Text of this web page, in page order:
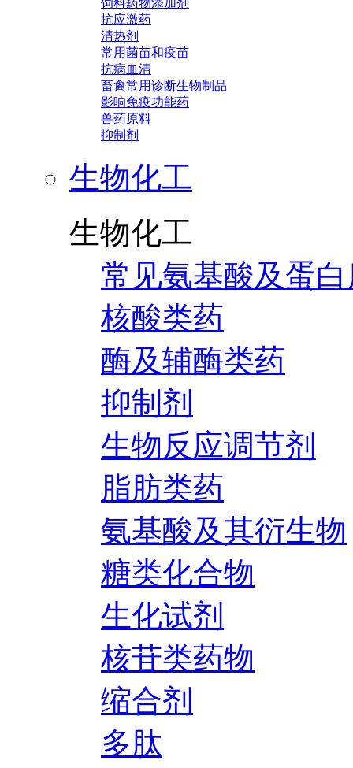
饲料药物添加剂
抗应激药
清热剂
常用菌苗和疫苗
抗病血清
畜禽常用诊断生物制品
影响免疫功能药
兽药原料
抑制剂
生物化工
生物化工
常见氨基酸及蛋
核酸类药
酶及辅酶类药
抑制剂
生物反应调节剂
脂肪类药
氨基酸及其衍生物
糖类化合物
生化试剂
核苷类药物
缩合剂
多肽